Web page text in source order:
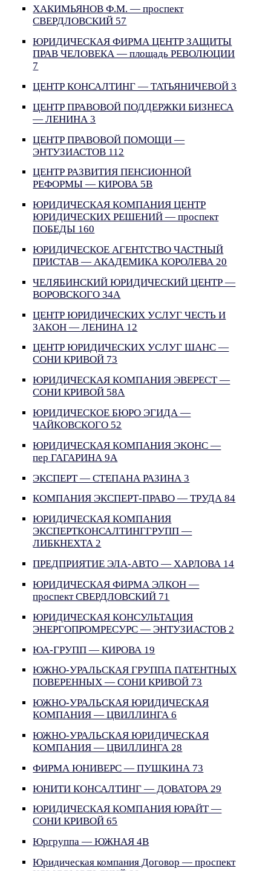
ХАКИМЬЯНОВ Ф.М. — проспект
СВЕРДЛОВСКИЙ 57
ЮРИДИЧЕСКАЯ ФИРМА ЦЕНТР ЗАЩИТЫ
ПРАВ ЧЕЛОВЕКА — площадь РЕВОЛЮЦИИ
7
ЦЕНТР КОНСАЛТИНГ — ТАТЬЯНИЧЕВОЙ 3
ЦЕНТР ПРАВОВОЙ ПОДДЕРЖКИ БИЗНЕСА
— ЛЕНИНА 3
ЦЕНТР ПРАВОВОЙ ПОМОЩИ —
ЭНТУЗИАСТОВ 112
ЦЕНТР РАЗВИТИЯ ПЕНСИОННОЙ
РЕФОРМЫ — КИРОВА 5В
ЮРИДИЧЕСКАЯ КОМПАНИЯ ЦЕНТР
ЮРИДИЧЕСКИХ РЕШЕНИЙ — проспект
ПОБЕДЫ 160
ЮРИДИЧЕСКОЕ АГЕНТСТВО ЧАСТНЫЙ
ПРИСТАВ — АКАДЕМИКА КОРОЛЕВА 20
ЧЕЛЯБИНСКИЙ ЮРИДИЧЕСКИЙ ЦЕНТР —
ВОРОВСКОГО 34А
ЦЕНТР ЮРИДИЧЕСКИХ УСЛУГ ЧЕСТЬ И
ЗАКОН — ЛЕНИНА 12
ЦЕНТР ЮРИДИЧЕСКИХ УСЛУГ ШАНС —
СОНИ КРИВОЙ 73
ЮРИДИЧЕСКАЯ КОМПАНИЯ ЭВЕРЕСТ —
СОНИ КРИВОЙ 58А
ЮРИДИЧЕСКОЕ БЮРО ЭГИДА —
ЧАЙКОВСКОГО 52
ЮРИДИЧЕСКАЯ КОМПАНИЯ ЭКОНС —
пер ГАГАРИНА 9А
ЭКСПЕРТ — СТЕПАНА РАЗИНА 3
КОМПАНИЯ ЭКСПЕРТ-ПРАВО — ТРУДА 84
ЮРИДИЧЕСКАЯ КОМПАНИЯ
ЭКСПЕРТКОНСАЛТИНГГРУПП —
ЛИБКНЕХТА 2
ПРЕДПРИЯТИЕ ЭЛА-АВТО — ХАРЛОВА 14
ЮРИДИЧЕСКАЯ ФИРМА ЭЛКОН —
проспект СВЕРДЛОВСКИЙ 71
ЮРИДИЧЕСКАЯ КОНСУЛЬТАЦИЯ
ЭНЕРГОПРОМРЕСУРС — ЭНТУЗИАСТОВ 2
ЮА-ГРУПП — КИРОВА 19
ЮЖНО-УРАЛЬСКАЯ ГРУППА ПАТЕНТНЫХ
ПОВЕРЕННЫХ — СОНИ КРИВОЙ 73
ЮЖНО-УРАЛЬСКАЯ ЮРИДИЧЕСКАЯ
КОМПАНИЯ — ЦВИЛЛИНГА 6
ЮЖНО-УРАЛЬСКАЯ ЮРИДИЧЕСКАЯ
КОМПАНИЯ — ЦВИЛЛИНГА 28
ФИРМА ЮНИВЕРС — ПУШКИНА 73
ЮНИТИ КОНСАЛТИНГ — ДОВАТОРА 29
ЮРИДИЧЕСКАЯ КОМПАНИЯ ЮРАЙТ —
СОНИ КРИВОЙ 65
Юргруппа — ЮЖНАЯ 4В
Юридическая компания Договор — проспект